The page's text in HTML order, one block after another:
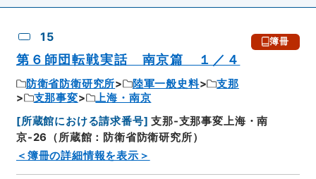
15 簿冊
第６師団転戦実話 南京篇 １／４
防衛省防衛研究所 陸軍一般史料
支那
支那事変
上海・南京
[所蔵館における請求番号] 支那-支那事変上海・南
京-26（所蔵館：防衛省防衛研究所）
＜簿冊の詳細情報を表示＞